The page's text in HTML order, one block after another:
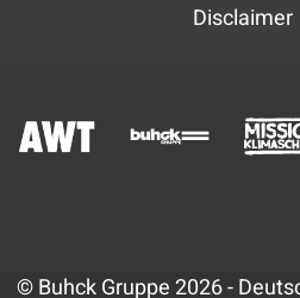
Disclaimer
© Buhck Gruppe 2026 -